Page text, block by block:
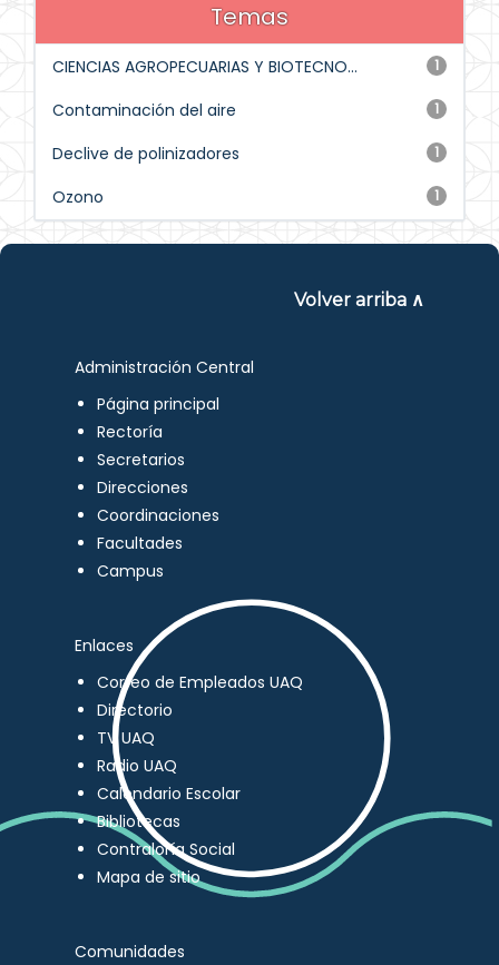
Temas
1
CIENCIAS AGROPECUARIAS Y BIOTECNO...
1
Contaminación del aire
1
Declive de polinizadores
1
Ozono
Volver arriba ∧
Administración Central
Página principal
Rectoría
Secretarios
Direcciones
Coordinaciones
Facultades
Campus
Enlaces
Correo de Empleados UAQ
Directorio
TV UAQ
Radio UAQ
Calendario Escolar
Bibliotecas
Contraloría Social
Mapa de sitio
Comunidades